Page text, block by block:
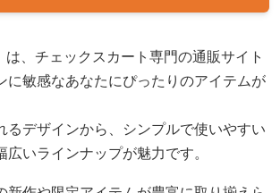
は、チェックスカート専門の通販サイト
に敏感なあなたにぴったりのアイテムが
るデザインから、シンプルで使いやすい
広いラインナップが魅力です。